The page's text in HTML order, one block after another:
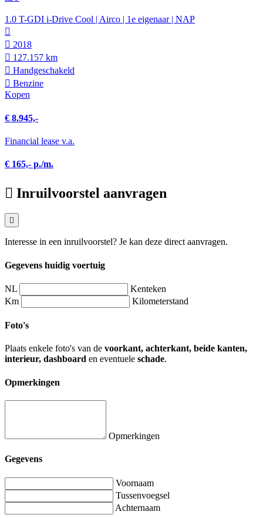
1.0 T-GDI i-Drive Cool | Airco | 1e eigenaar | NAP
2018
127.157 km
Hand­geschakeld
Benzine
Kopen
€ 8.945,-
Financial lease v.a.
€ 165,- p./m.
Inruilvoorstel aanvragen
Interesse in een inruilvoorstel? Je kan deze direct aanvragen.
Gegevens huidig voertuig
NL
Kenteken
Km
Kilometerstand
Foto's
Plaats enkele foto's van de voorkant, achterkant, beide kanten,
interieur, dashboard en eventuele schade.
Opmerkingen
Opmerkingen
Gegevens
Voornaam
Tussenvoegsel
Achternaam